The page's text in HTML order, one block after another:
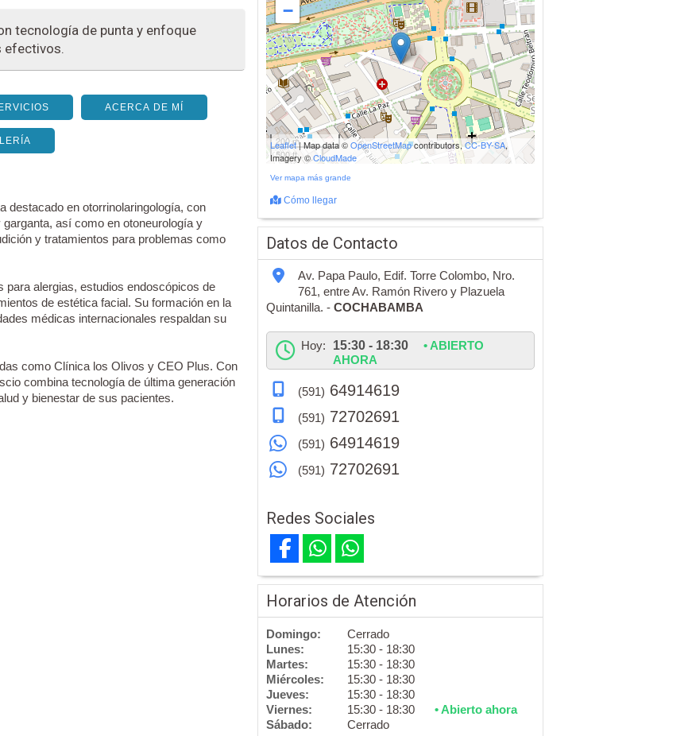
tecnología de punta y enfoque
efectivos.
ACERCA DE MÍ
destacado en otorrinolaringología, con
así como en otoneurología y
y tratamientos para problemas como
alergias, estudios endoscópicos de
de estética facial. Su formación en la
médicas internacionales respaldan su
como Clínica los Olivos y CEO Plus. Con
combina tecnología de última generación
y bienestar de sus pacientes.
−
200 m
500 ft
Leaflet| Map data ©OpenStreetMapcontributors,CC-BY-SA,
Imagery ©CloudMade
Ver mapa más grande
Cómo llegar
Datos de Contacto
Av. Papa Paulo, Edif. Torre Colombo, Nro.
761, entre Av. Ramón Rivero y Plazuela
Quintanilla. - COCHABAMBA
Hoy: 15:30 - 18:30
• ABIERTO
AHORA
(591) 64914619
(591) 72702691
(591) 64914619
(591) 72702691
Redes Sociales
Horarios de Atención
Domingo:
Cerrado
Lunes:
15:30 - 18:30
Martes:
15:30 - 18:30
Miércoles:
15:30 - 18:30
Jueves:
15:30 - 18:30
Viernes:
15:30 - 18:30
• Abierto ahora
Sábado:
Cerrado